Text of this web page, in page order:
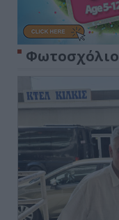
Φωτοσχόλιο